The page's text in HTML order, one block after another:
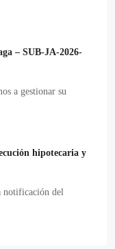
– SUB-JA-2026-
a gestionar su
hipotecaria y
notificación del